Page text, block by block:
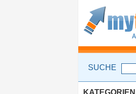
SUCHE
KATEGORIEN